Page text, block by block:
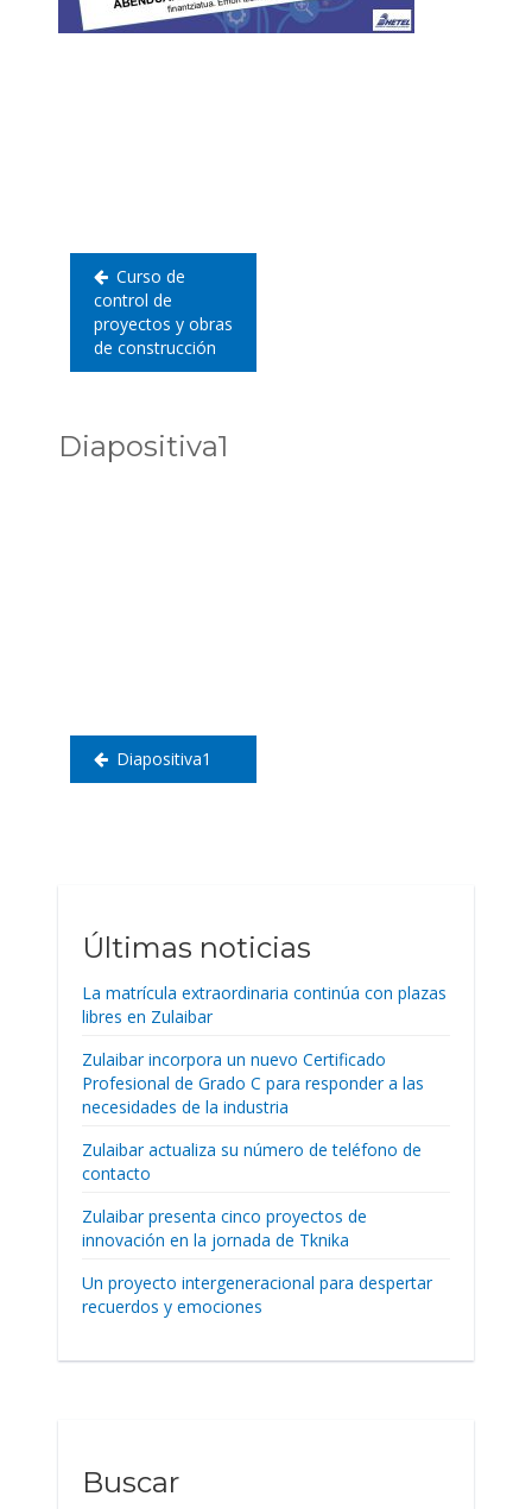
Curso de
control de
proyectos y obras
de construcción
Diapositiva1
Diapositiva1
Últimas noticias
La matrícula extraordinaria continúa con plazas
libres en Zulaibar
Zulaibar incorpora un nuevo Certificado
Profesional de Grado C para responder a las
necesidades de la industria
Zulaibar actualiza su número de teléfono de
contacto
Zulaibar presenta cinco proyectos de
innovación en la jornada de Tknika
Un proyecto intergeneracional para despertar
recuerdos y emociones
Buscar